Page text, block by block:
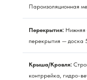
Пароизоляционная
Перекрытия: Нижняя
перекрытия — доска
Крыша/Кровля:
контррейка, гидро-